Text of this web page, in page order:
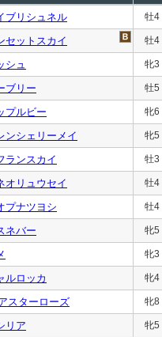
ブリシュネル 牡4
セットスカイ 牡4
シュ 牝3
ブリー 牡5
プルビー 牝6
ンシェリーメイ 牝5
ランスカイ 牡3
オリュウセイ 牡4
プナツヨシ 牡4
ネバー 牝5
牝3
ルロッカ 牝4
スターローズ 牝8
リア 牝5